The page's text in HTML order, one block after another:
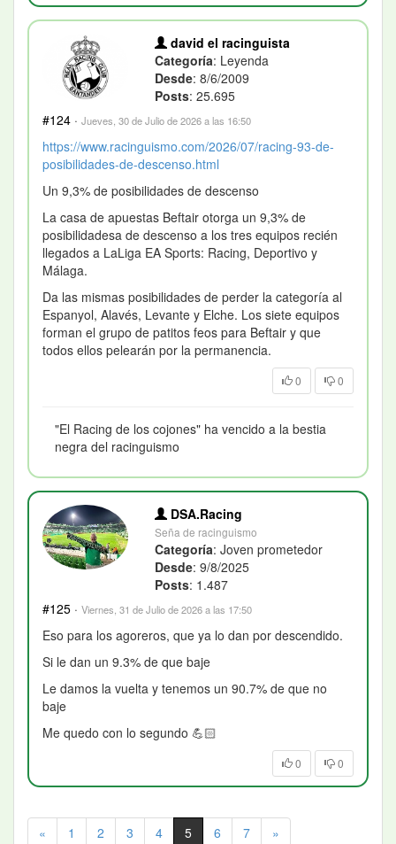
david el racinguista
Categoría: Leyenda
Desde: 8/6/2009
Posts: 25.695
#124 · Jueves, 30 de Julio de 2026 a las 16:50
https://www.racinguismo.com/2026/07/racing-93-de-
posibilidades-de-descenso.html
Un 9,3% de posibilidades de descenso
La casa de apuestas Beftair otorga un 9,3% de
posibilidadesa de descenso a los tres equipos recién
llegados a LaLiga EA Sports: Racing, Deportivo y
Málaga.
Da las mismas posibilidades de perder la categoría al
Espanyol, Alavés, Levante y Elche. Los siete equipos
forman el grupo de patitos feos para Beftair y que
todos ellos pelearán por la permanencia.
0 0
"El Racing de los cojones" ha vencido a la bestia
negra del racinguismo
DSA.Racing
Seña de racinguismo
Categoría: Joven prometedor
Desde: 9/8/2025
Posts: 1.487
#125 · Viernes, 31 de Julio de 2026 a las 17:50
Eso para los agoreros, que ya lo dan por descendido.
Si le dan un 9.3% de que baje
Le damos la vuelta y tenemos un 90.7% de que no
baje
Me quedo con lo segundo 💪🏻
0 0
« 1 2 3 4 5 6 7 »